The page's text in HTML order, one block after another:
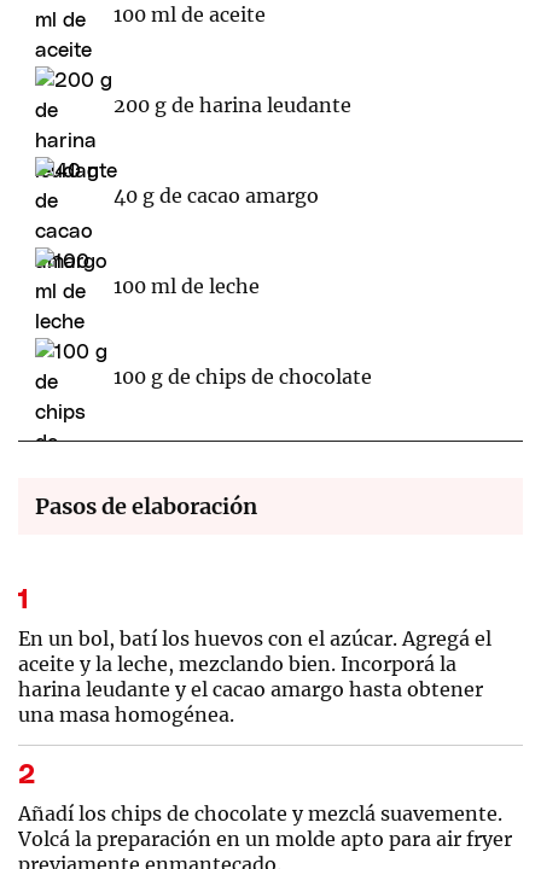
100 ml de aceite
200 g de harina leudante
40 g de cacao amargo
100 ml de leche
100 g de chips de chocolate
Pasos de elaboración
En un bol, batí los huevos con el azúcar. Agregá el
aceite y la leche, mezclando bien. Incorporá la
harina leudante y el cacao amargo hasta obtener
una masa homogénea.
Añadí los chips de chocolate y mezclá suavemente.
Volcá la preparación en un molde apto para air fryer
previamente enmantecado.